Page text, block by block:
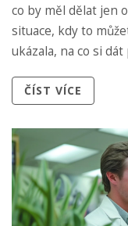
co by měl dělat jen
situace, kdy to
ukázala, na co si
vaše dentální
ČÍST VÍCE